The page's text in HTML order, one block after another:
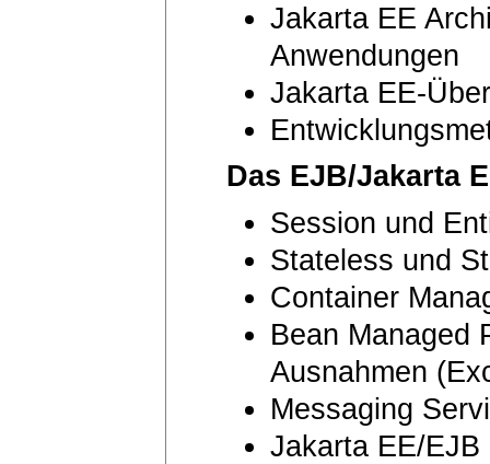
Jakarta EE
Anwendungen
Jakarta EE-
Das EJB/Jakarta
Session und
Stateless und
Container
Bean Managed
Ausnahmen
Messaging
Jakarta EE/